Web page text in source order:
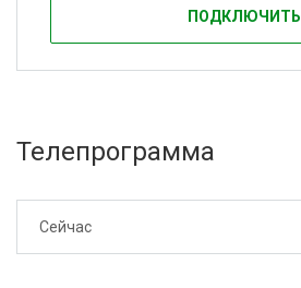
ПОДКЛЮЧИТЬ
Телепрограмма
Сейчас